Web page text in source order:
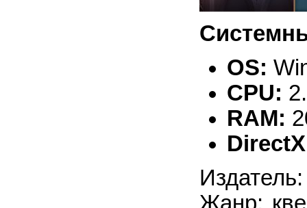
OS:
CPU:
RAM: